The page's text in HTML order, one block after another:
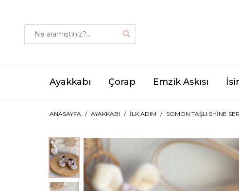
Ayakkabı Çorap Emzik Askısı
ANASAYFA AYAKKABI İLK ADIM SOMON TAŞLI SHINE